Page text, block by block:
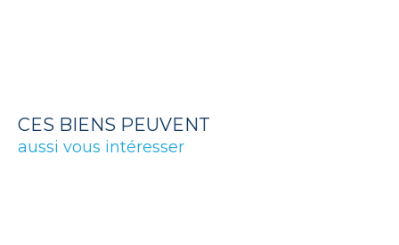
CES BIENS PEUVENT
aussi vous intéresser